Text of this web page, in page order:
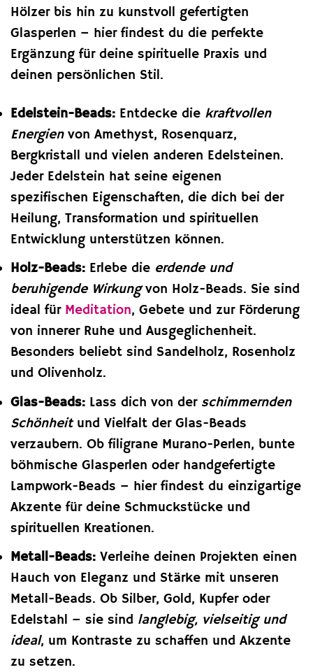
Hölzer bis hin zu kunstvoll gefertigten
Glasperlen – hier findest du die perfekte
Ergänzung für deine spirituelle Praxis und
deinen persönlichen Stil.
Edelstein-Beads: Entdecke die kraftvollen
Energienvon Amethyst, Rosenquarz,
Bergkristall und vielen anderen Edelsteinen.
Jeder Edelstein hat seine eigenen
spezifischen Eigenschaften, die dich bei der
Heilung, Transformation und spirituellen
Entwicklung unterstützen können.
Holz-Beads: Erlebe die erdende und
beruhigende Wirkungvon Holz-Beads. Sie sind
ideal für Meditation, Gebete und zur Förderung
von innerer Ruhe und Ausgeglichenheit.
Besonders beliebt sind Sandelholz, Rosenholz
und Olivenholz.
Glas-Beads: Lass dich von der schimmernden
Schönheitund Vielfalt der Glas-Beads
verzaubern. Ob filigrane Murano-Perlen, bunte
böhmische Glasperlen oder handgefertigte
Lampwork-Beads – hier findest du einzigartige
Akzente für deine Schmuckstücke und
spirituellen Kreationen.
Metall-Beads: Verleihe deinen Projekten einen
Hauch von Eleganz und Stärke mit unseren
Metall-Beads. Ob Silber, Gold, Kupfer oder
Edelstahl – sie sind langlebig, vielseitig und
ideal, um Kontraste zu schaffen und Akzente
zu setzen.